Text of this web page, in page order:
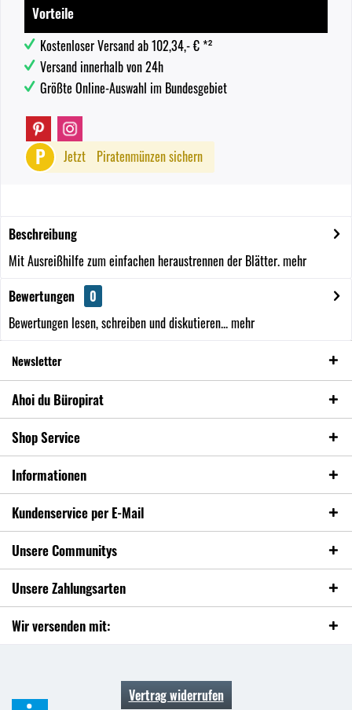
Vorteile
Kostenloser Versand ab 102,34,- € *²
Versand innerhalb von 24h
Größte Online-Auswahl im Bundesgebiet
P Jetzt Piratenmünzen sichern
Beschreibung
Mit Ausreißhilfe zum einfachen heraustrennen der Blätter.mehr
Bewertungen
0
Bewertungen lesen, schreiben und diskutieren...mehr
Newsletter
Ahoi du Büropirat
Shop Service
Informationen
Kundenservice per E-Mail
Unsere Communitys
Unsere Zahlungsarten
Wir versenden mit:
Vertrag widerrufen